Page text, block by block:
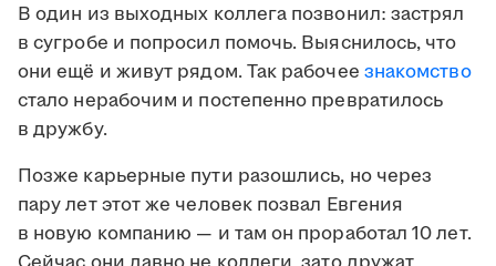
В один из выходных коллега позвонил: застрял
в сугробе и попросил помочь. Выяснилось, что
они ещё и живут рядом. Так рабочее знакомство
стало нерабочим и постепенно превратилось
в дружбу.
Позже карьерные пути разошлись, но через
пару лет этот же человек позвал Евгения
в новую компанию — и там он проработал 10 лет.